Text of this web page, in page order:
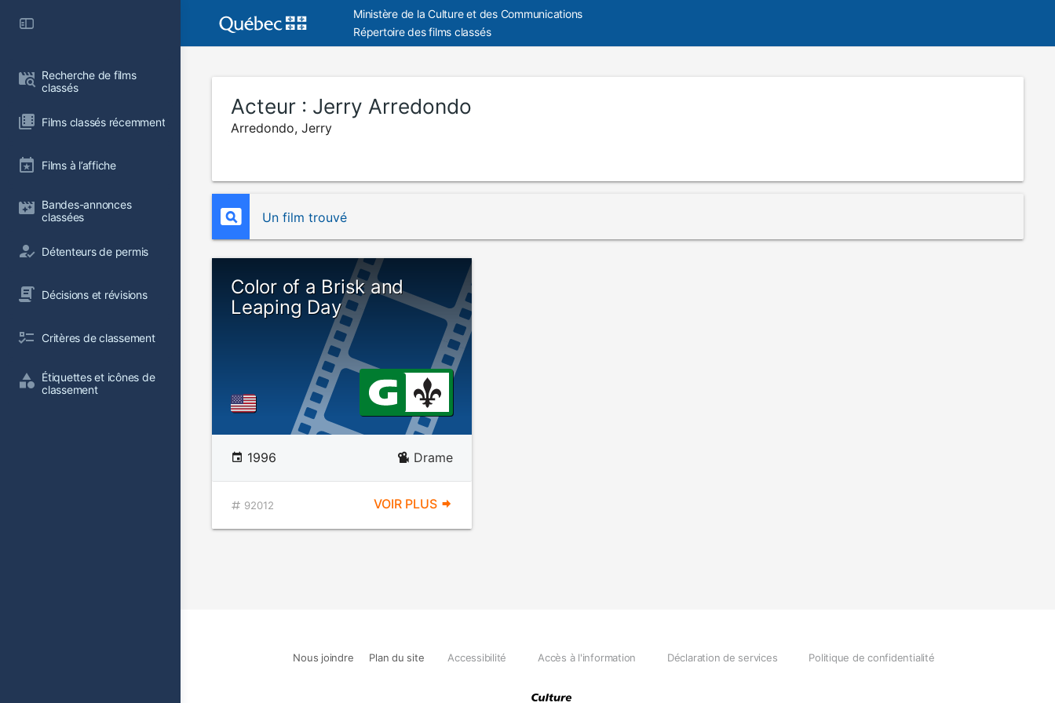
Recherche de films
classés
Films classés récemment
Films à l’affiche
Bandes-annonces
classées
Détenteurs de permis
Décisions et révisions
Critères de classement
Étiquettes et icônes de
classement
Ministère de la Culture et des Communications
Répertoire des films classés
Acteur : Jerry Arredondo
Arredondo, Jerry
Un film trouvé
Color of a Brisk and
Leaping Day
1996 Drame
92012 VOIR PLUS
Nous joindre Plan du site Accessibilité Accès à l'information Déclaration de services Politique de confidentialité